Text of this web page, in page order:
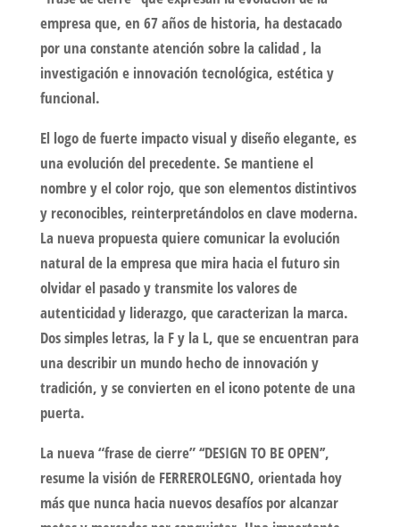
empresa que, en 67 años de historia, ha destacado
por una constante atención sobre la calidad , la
investigación e innovación tecnológica, estética y
funcional.
El logo de fuerte impacto visual y diseño elegante, es
una evolución del precedente. Se mantiene el
nombre y el color rojo, que son elementos distintivos
y reconocibles, reinterpretándolos en clave moderna.
La nueva propuesta quiere comunicar la evolución
natural de la empresa que mira hacia el futuro sin
olvidar el pasado y transmite los valores de
autenticidad y liderazgo, que caracterizan la marca.
Dos simples letras, la F y la L, que se encuentran para
una describir un mundo hecho de innovación y
tradición, y se convierten en el icono potente de una
puerta.
La nueva “frase de cierre” ‘‘DESIGN TO BE OPEN’’,
resume la visión de FERREROLEGNO, orientada hoy
más que nunca hacia nuevos desafíos por alcanzar